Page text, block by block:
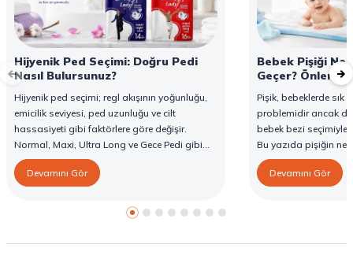
Hijyenik Ped Seçimi: Doğru Pedi
Nasıl Bulursunuz?
Hijyenik ped seçimi; regl akışının yoğunluğu,
emicilik seviyesi, ped uzunluğu ve cilt
hassasiyeti gibi faktörlere göre değişir.
Normal, Maxi, Ultra Long ve Gece Pedi gibi
farklı seçenekler, farklı ihtiyaçlara yönelik
koruma sunar. Doğru ped seçimi gün boyu
rehberde hijyenik ped çeşitleri, seçim kriterleri
Devamını Gör
Bebek Pişiği
Geçer? Önleme
Pişik, bebeklerde sık
problemidir ancak
bebek bezi seçimiyle
Bu yazıda pişiğin
yöntemlerini ve
karşı destekleyici
Devamını Gör